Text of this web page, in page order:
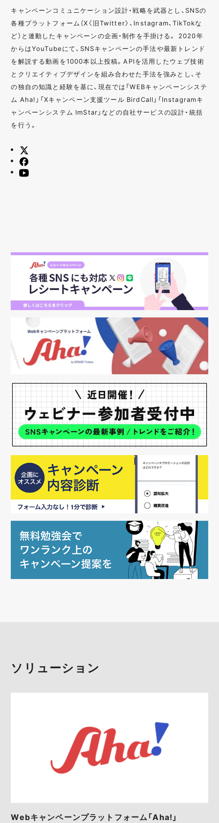
キャンペーンコミュニケーション設計・戦略を武器とし、SNSの
各種プラットフォーム（X〈旧Twitter〉、Instagram、TikTokな
ど）と連動したキャンペーンの企画・制作を手掛ける。 2020年
からはYouTubeにて、SNSキャンペーンの手法や最新トレンド
を解説する動画を1000本以上投稿。APIを活用したウェブ技術
とクリエイティブデザインを組み合わせた手法を強みとし、そ
の独自の知識と経験を基に、現在では「WEBキャンペーンシステ
ム Aha!」「Xキャンペーン支援ツール BirdCall」「Instagramキ
ャンペーンシステム ImStar」などの自社サービスの設計・統括
を行う。
ソリューション
Webキャンペーンプラットフォーム「Aha!」